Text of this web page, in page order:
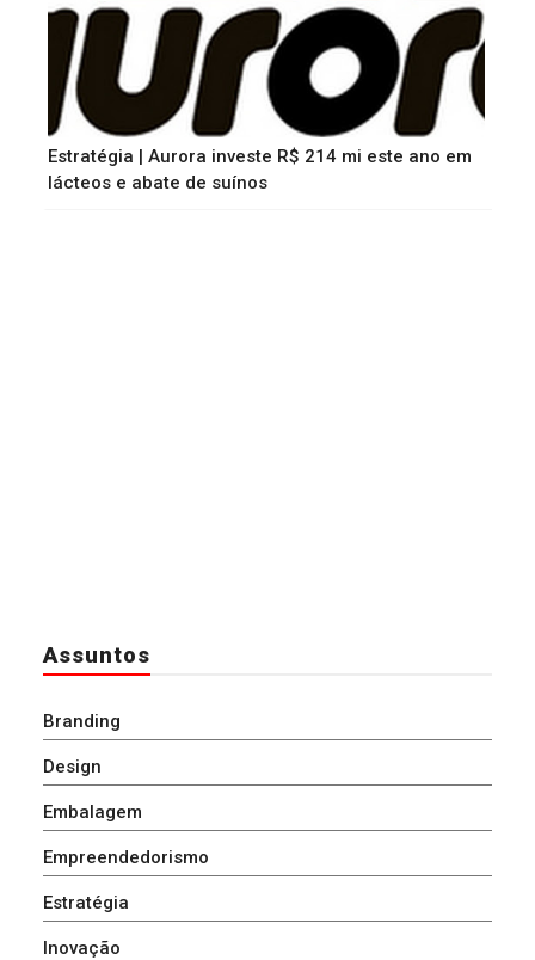
Estratégia | Aurora investe R$ 214 mi este ano em
lácteos e abate de suínos
Assuntos
Branding
Design
Embalagem
Empreendedorismo
Estratégia
Inovação